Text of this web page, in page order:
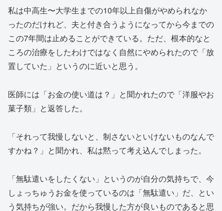
私は中高生〜大学生までの10年以上自傷がやめられなか
ったのだけれど、夫と付き合うようになってから今までの
この7年間は止めることができている。ただ、根本的なと
ころの治療をしたわけではなく自然にやめられたので「放
置していた」というのに近いと思う。
医師には「お金の使い道は？」と聞かれたので「洋服やお
菓子類」と返答した。
「それって我慢しないと、制さないといけないものなんで
すかね？」と聞かれ、私は黙って考え込んでしまった。
「無駄遣いをしたくない」というのが自分の気持ちで、今
しょっちゅうお金を使っているのは「無駄遣い」だ、とい
う気持ちが強い。だから我慢した方が良いものであると思